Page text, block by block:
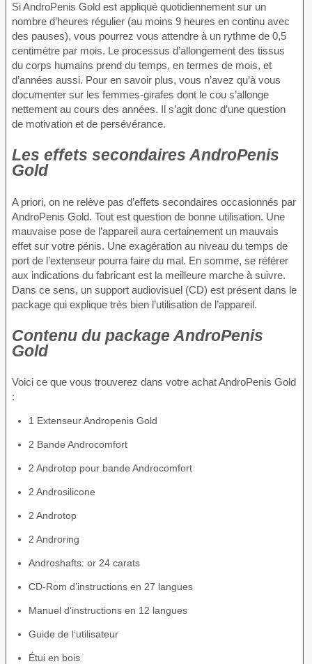
Si AndroPenis Gold est appliqué quotidiennement sur un
nombre d’heures régulier (au moins 9 heures en continu avec
des pauses), vous pourrez vous attendre à un rythme de 0,5
centimètre par mois. Le processus d’allongement des tissus
du corps humains prend du temps, en termes de mois, et
d’années aussi. Pour en savoir plus, vous n’avez qu’à vous
documenter sur les femmes-girafes dont le cou s’allonge
nettement au cours des années. Il s’agit donc d’une question
de motivation et de persévérance.
Les effets secondaires AndroPenis
Gold
A priori, on ne relève pas d’effets secondaires occasionnés par
AndroPenis Gold. Tout est question de bonne utilisation. Une
mauvaise pose de l’appareil aura certainement un mauvais
effet sur votre pénis. Une exagération au niveau du temps de
port de l’extenseur pourra faire du mal. En somme, se référer
aux indications du fabricant est la meilleure marche à suivre.
Dans ce sens, un support audiovisuel (CD) est présent dans le
package qui explique très bien l’utilisation de l’appareil.
Contenu du package AndroPenis
Gold
Voici ce que vous trouverez dans votre achat AndroPenis Gold
:
1 Extenseur Andropenis Gold
2 Bande Androcomfort
2 Androtop pour bande Androcomfort
2 Androsilicone
2 Androtop
2 Androring
Androshafts: or 24 carats
CD-Rom d’instructions en 27 langues
Manuel d’instructions en 12 langues
Guide de l’utilisateur
Étui en bois